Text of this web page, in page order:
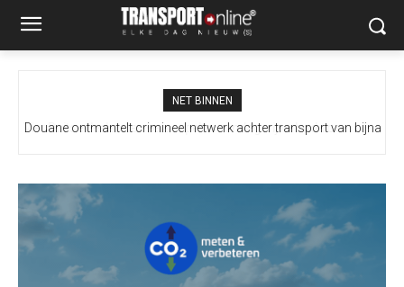
NET BINNEN
Douane ontmantelt crimineel netwerk achter transport van bijna